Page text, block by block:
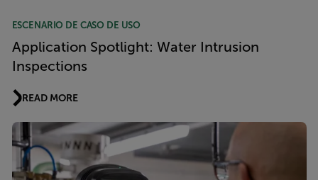
ESCENARIO DE CASO DE USO
Application Spotlight: Water Intrusion
Inspections
READ MORE